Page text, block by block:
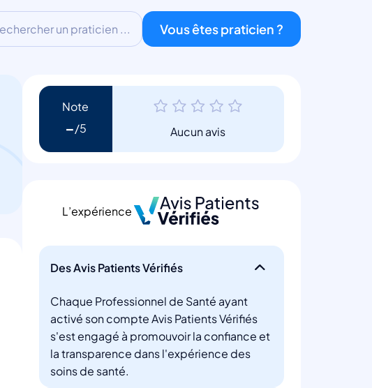
un praticien ... Vous êtes praticien ?
Note
- Aucun avis
L’expérience
Des Avis Patients Vérifiés
Chaque Professionnel de Santé ayant
activé son compte Avis Patients Vérifiés
s'est engagé à promouvoir la confiance et
la transparence dans l'expérience des
soins de santé.